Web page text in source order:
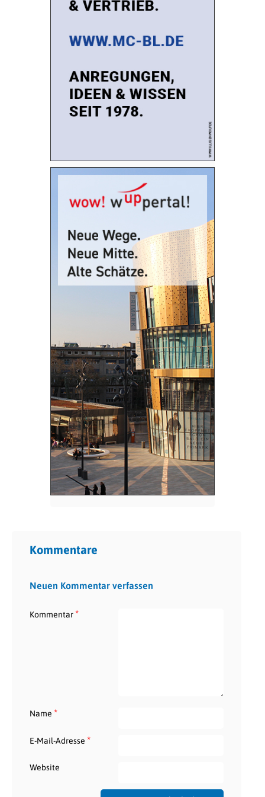
Kommentare
Neuen Kommentar verfassen
Kommentar*
Name *
E-Mail-Adresse *
Website